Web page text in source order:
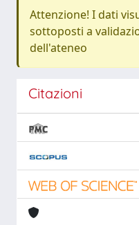
Attenzione! I dati
sottoposti a
dell'ateneo
Citazioni